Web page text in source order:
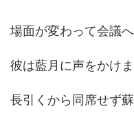
場面が変わって会議へ
彼は藍月に声をかけま
長引くから同席せず